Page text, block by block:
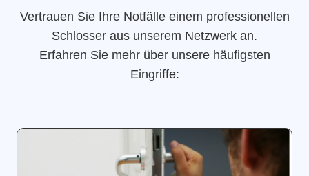
Vertrauen Sie Ihre Notfälle einem professionellen
Schlosser aus unserem Netzwerk an.
Erfahren Sie mehr über unsere häufigsten
Eingriffe: